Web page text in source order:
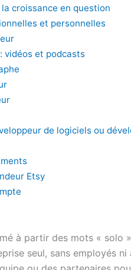
croissance en question
et personnelles
vidéos et podcasts
de logiciels ou
Etsy
à partir des mots « solo
seul, sans employés